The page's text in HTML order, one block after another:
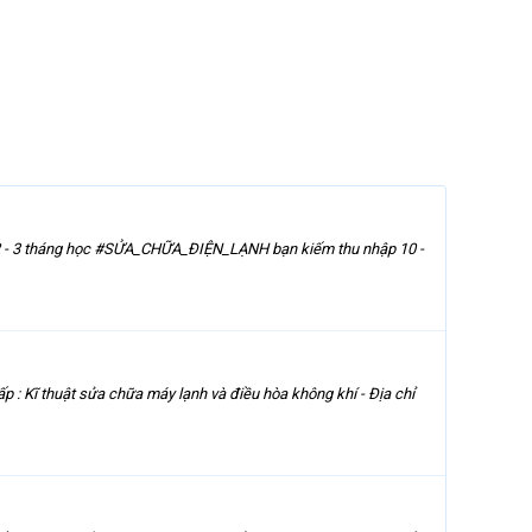
- 3 tháng học #SỬA_CHỮA_ĐIỆN_LẠNH bạn kiếm thu nhập 10 -
: Kĩ thuật sửa chữa máy lạnh và điều hòa không khí - Địa chỉ